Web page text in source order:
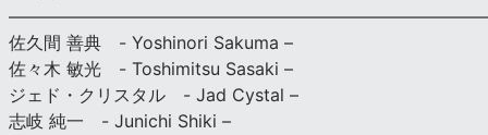
佐久間 善典 - Yoshinori Sakuma –
佐々木 敏光 - Toshimitsu Sasaki –
ジェド・クリスタル - Jad Cystal –
志岐 純一 - Junichi Shiki –